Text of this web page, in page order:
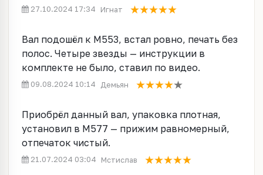
27.10.2024 17:34 Игнат
Вал подошёл к M553, встал ровно, печать без
полос. Четыре звезды — инструкции в
комплекте не было, ставил по видео.
09.08.2024 10:14 Демьян
Приобрёл данный вал, упаковка плотная,
установил в M577 — прижим равномерный,
отпечаток чистый.
21.07.2024 03:04 Мстислав